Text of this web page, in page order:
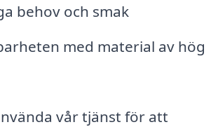
behov och smak
med material av hög
vår tjänst för att